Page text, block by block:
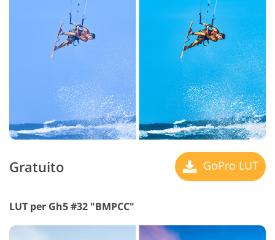
Gratuito GoPro LUT
LUT per Gh5 #32 "BMPCC"